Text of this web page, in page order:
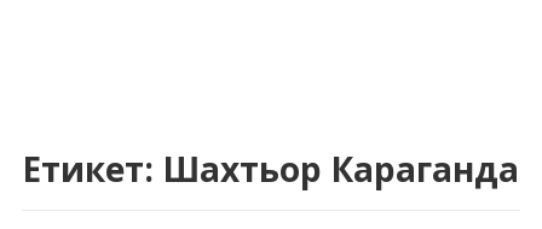
Етикет: Шахтьор Караганда